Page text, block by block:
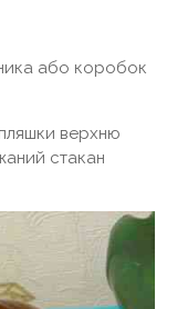
або коробок
верхню
стакан